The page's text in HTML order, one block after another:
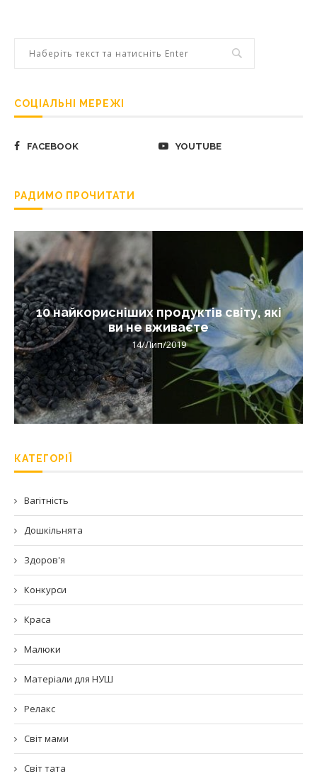
СОЦІАЛЬНІ МЕРЕЖІ
FACEBOOK YOUTUBE
РАДИМО ПРОЧИТАТИ
10 найкорисніших продуктів світу, які
ви не вживаєте
14/Лип/2019
КАТЕГОРІЇ
Вагітність
Дошкільнята
Здоров'я
Конкурси
Краса
Малюки
Матеріали для НУШ
Релакс
Світ мами
Світ тата